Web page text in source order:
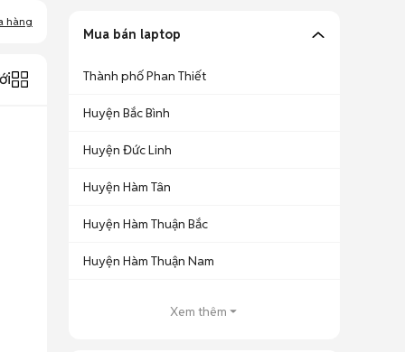
hàng
Mua bán laptop
Thành phố Phan Thiết
Huyện Bắc Bình
Huyện Đức Linh
Huyện Hàm Tân
Huyện Hàm Thuận Bắc
Huyện Hàm Thuận Nam
Xem thêm